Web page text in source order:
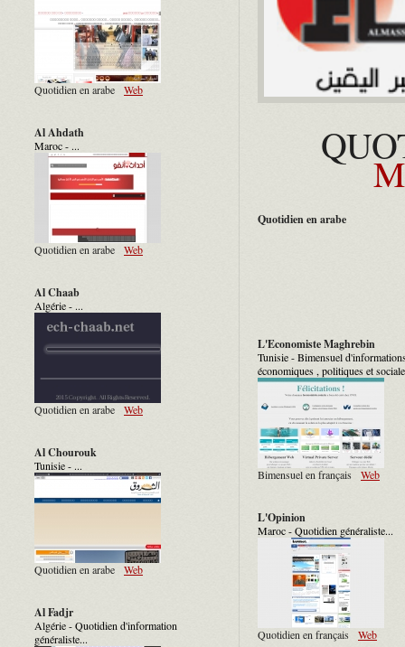
Quotidien en arabe Web
Al Ahdath
Maroc - ...
Quotidien en arabe Web
Al Chaab
Algérie - ...
Quotidien en arabe Web
Al Chourouk
Tunisie - ...
Quotidien en arabe Web
Al Fadjr
Algérie - Quotidien d'information
généraliste...
Quotidien en arabe
L'Economiste Maghrebin
Tunisie - Bimensuel
économiques , politiques et
Bimensuel en français Web
L'Opinion
Maroc - Quotidien généraliste...
Quotidien en français Web